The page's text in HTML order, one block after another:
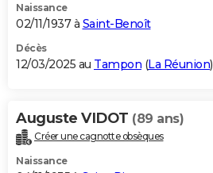
Naissance
02/11/1937 à Saint-Benoît
Décès
12/03/2025 au Tampon (La Réunion)
Auguste VIDOT (89 ans)
Créer une cagnotte obsèques
Naissance